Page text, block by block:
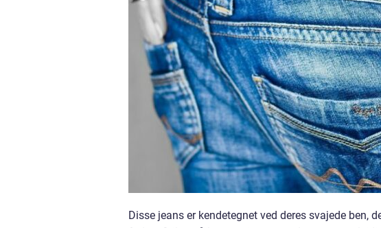
Disse jeans er kendetegnet ved deres svajede